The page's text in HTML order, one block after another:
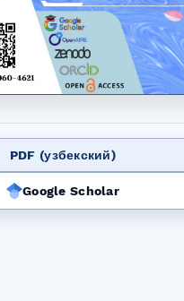
PDF (узбекский)
Google Scholar